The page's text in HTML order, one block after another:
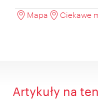
Mapa Ciekawe
Artykuły na